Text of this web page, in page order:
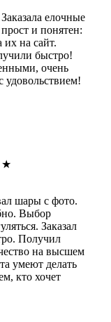
елочные
и понятен:
их на сайт.
быстро!
очень
удовольствием!
★
шары с фото.
Выбор
Заказал
Получил
на высшем
умеют делать
кто хочет